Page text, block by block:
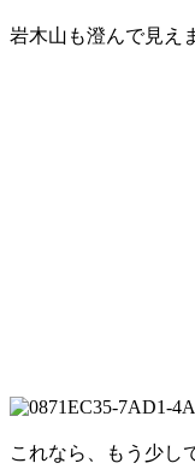
岩木山も澄んで見え
これなら、もう少し